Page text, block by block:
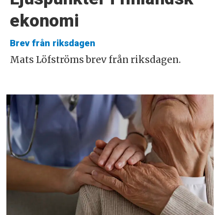
ekonomi
Brev från riksdagen
Mats Löfströms brev från riksdagen.